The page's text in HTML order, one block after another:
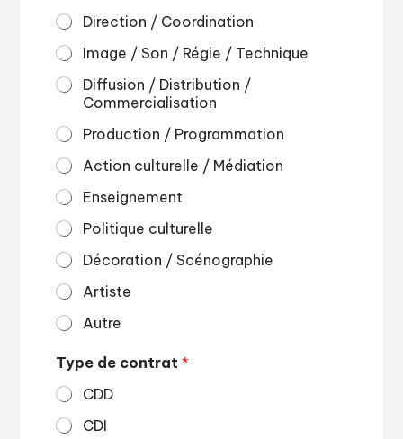
Direction / Coordination
Image / Son / Régie / Technique
Diffusion / Distribution /
Commercialisation
Production / Programmation
Action culturelle / Médiation
Enseignement
Politique culturelle
Décoration / Scénographie
Artiste
Autre
Type de contrat*
CDD
CDI